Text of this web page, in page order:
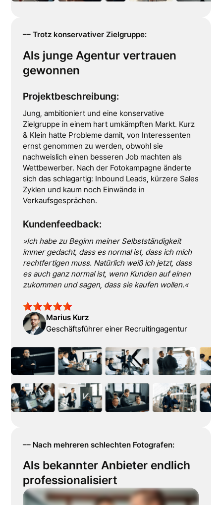
–– Trotz konservativer Zielgruppe:
Als junge Agentur vertrauen
gewonnen
Projektbeschreibung:
Jung, ambitioniert und eine konservative
Zielgruppe in einem hart umkämpften Markt. Kurz
& Klein hatte Probleme damit, von Interessenten
ernst genommen zu werden, obwohl sie
nachweislich einen besseren Job machten als
Wettbewerber. Nach der Fotokampagne änderte
sich das schlagartig: Inbound Leads, kürzere Sales
Zyklen und kaum noch Einwände in
Verkaufsgesprächen.
Kundenfeedback:
»Ich habe zu Beginn meiner Selbstständigkeit
immer gedacht, dass es normal ist, dass ich mich
rechtfertigen muss. Natürlich weiß ich jetzt, dass
es auch ganz normal ist, wenn Kunden auf einen
zukommen und sagen, dass sie kaufen wollen.«
Marius Kurz
Geschäftsführer einer Recruitingagentur
–– Nach mehreren schlechten Fotografen:
Als bekannter Anbieter endlich
professionalisiert